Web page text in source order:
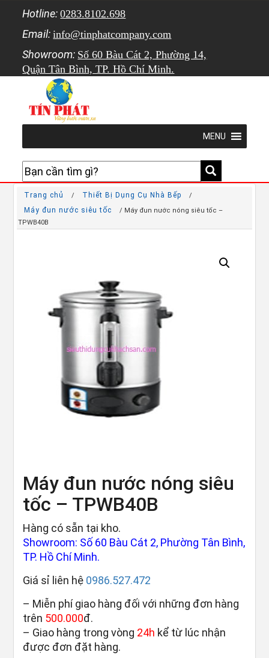
Hotline: 0283.8102.698
Email: info@tinphatcompany.com
Showroom: Số 60 Bàu Cát 2, Phường 14,
Quận Tân Bình, TP. Hồ Chí Minh.
MENU
Trang chủ / Thiết Bị Dụng Cụ Nhà Bếp /
Máy đun nước siêu tốc
/ Máy đun nước nóng siêu tốc –
TPWB40B
Máy đun nước nóng siêu
tốc – TPWB40B
Hàng có sẵn tại kho.
Showroom: Số 60 Bàu Cát 2, Phường Tân Bình,
TP. Hồ Chí Minh.
Giá sỉ liên hệ 0986.527.472
– Miễn phí giao hàng đối với những đơn hàng
trên 500.000đ.
– Giao hàng trong vòng 24h kể từ lúc nhận
được đơn đặt hàng.